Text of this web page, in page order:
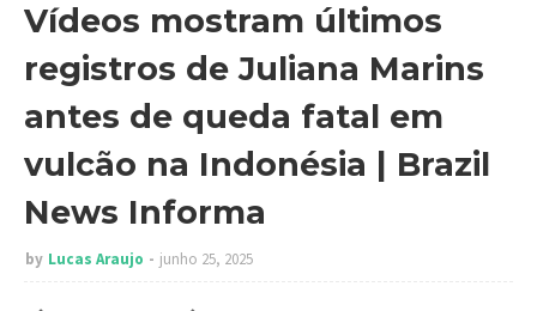
Vídeos mostram últimos
registros de Juliana Marins
antes de queda fatal em
vulcão na Indonésia | Brazil
News Informa
by Lucas Araujo junho 25, 2025